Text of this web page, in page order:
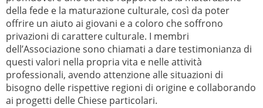
della fede e la maturazione culturale, così da poter
offrire un aiuto ai giovani e a coloro che soffrono
privazioni di carattere culturale. I membri
dell’Associazione sono chiamati a dare testimonianza di
questi valori nella propria vita e nelle attività
professionali, avendo attenzione alle situazioni di
bisogno delle rispettive regioni di origine e collaborando
ai progetti delle Chiese particolari.